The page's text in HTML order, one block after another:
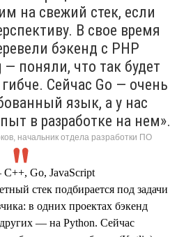
на свежий стек, если
В свое время
бэкенд с PHP
— поняли, что так будет
Сейчас Go — очень
язык, а у нас
в разработке на нем».
начальник отдела разработки ПО
Go, JavaScript
стек подбирается под задачи
в одних проектах бэкенд
— на Python. Сейчас